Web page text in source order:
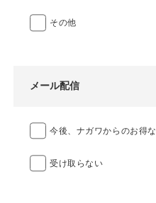
その他
メール配信
今後、ナガワからのお得
受け取らない